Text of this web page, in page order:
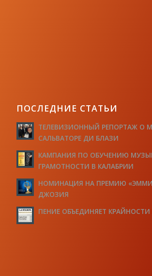
ПОСЛЕДНИЕ СТАТЬИ
ТЕЛЕВИЗИОННЫЙ РЕПОРТАЖ О
САЛЬВАТОРЕ ДИ БЛАЗИ
КАМПАНИЯ ПО ОБУЧЕНИЮ
ГРАМОТНОСТИ В КАЛАБРИИ
НОМИНАЦИЯ НА ПРЕМИЮ
ДЖОЗИЯ
ПЕНИЕ ОБЪЕДИНЯЕТ